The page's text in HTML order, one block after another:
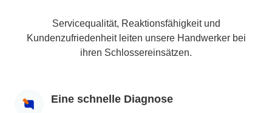
Servicequalität, Reaktionsfähigkeit und
Kundenzufriedenheit leiten unsere Handwerker bei
ihren Schlossereinsätzen.
Eine schnelle Diagnose